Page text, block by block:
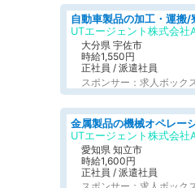
大分県 宇佐市
時給1,550円
正社員 / 派遣社員
スポンサー：求人ボック
UTエージェント株式会社
愛知県 知立市
時給1,600円
正社員 / 派遣社員